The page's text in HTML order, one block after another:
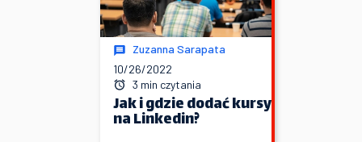
Zuzanna Sarapata
10/26/2022
3 min czytania
Jak i gdzie dodać kursy
na Linkedin?